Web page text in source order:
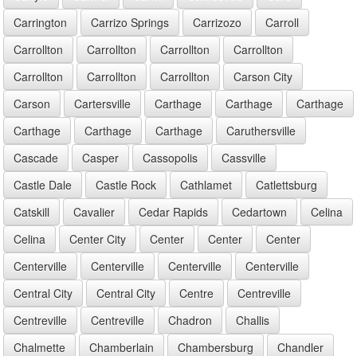
Carrington
Carrizo Springs Carrizozo
Carroll
Carrollton
Carrollton Carrollton
Carrollton
Carrollton
Carrollton Carrollton
Carson City
Carson
Cartersville Carthage Carthage
Carthage
Carthage
Carthage Carthage
Caruthersville
Cascade
Casper Cassopolis
Cassville
Castle Dale
Castle Rock Cathlamet
Catlettsburg
Catskill
Cavalier Cedar Rapids Cedartown
Celina
Celina
Center City Center Center
Center
Centerville
Centerville Centerville
Centerville
Central City
Central City Centre
Centreville
Centreville
Centreville Chadron
Challis
Chalmette
Chamberlain Chambersburg
Chandler